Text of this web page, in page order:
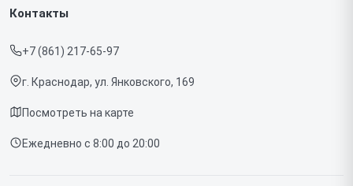
Срочный ремонт
Доставка и способы оплаты
Диагностика
Контакты
Игровых приставок
Контакты
+7 (861) 217-65-97
г. Краснодар, ул. Янковского, 169
Посмотреть на карте
Ежедневно с 8:00 до 20:00